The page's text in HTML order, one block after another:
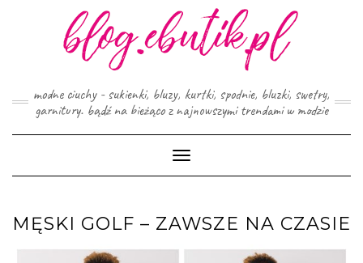
modne ciuchy - sukienki, bluzy, kurtki, spodnie, bluzki, swetry,
garnitury. bądź na bieżąco z najnowszymi trendami w modzie
Toggle
Navigation
MĘSKI GOLF – ZAWSZE NA CZASIE